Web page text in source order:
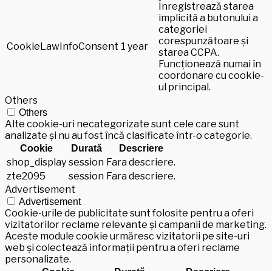
CookieLawInfoConsent 1 year
Înregistrează starea
implicită a butonului a
categoriei
corespunzătoare și
starea CCPA.
Funcționează numai în
coordonare cu cookie-
ul principal.
Others
Others
Alte cookie-uri necategorizate sunt cele care sunt
analizate și nu au fost încă clasificate într-o categorie.
Cookie Durată Descriere
shop_display session Fara descriere.
zte2095
session Fara descriere.
Advertisement
Advertisement
Cookie-urile de publicitate sunt folosite pentru a oferi
vizitatorilor reclame relevante și campanii de marketing.
Aceste module cookie urmăresc vizitatorii pe site-uri
web și colectează informații pentru a oferi reclame
personalizate.